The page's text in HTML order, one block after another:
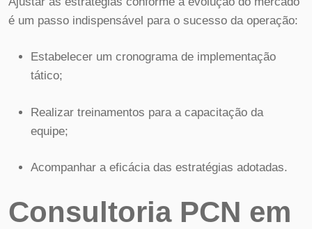
é um passo indispensável para o sucesso da operação:
Estabelecer um cronograma de implementação
tático;
Realizar treinamentos para a capacitação da
equipe;
Acompanhar a eficácia das estratégias adotadas.
Consultoria PCN em